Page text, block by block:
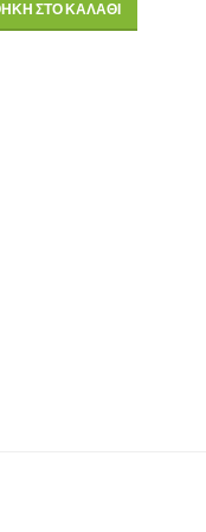
ΣΤΟ ΚΑΛΑΘΙ